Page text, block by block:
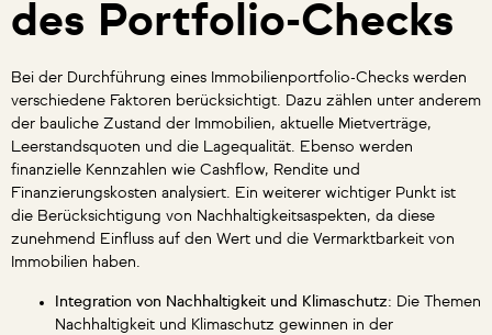
des Portfolio-Checks
Bei der Durchführung eines Immobilienportfolio-Checks werden
verschiedene Faktoren berücksichtigt. Dazu zählen unter anderem
der bauliche Zustand der Immobilien, aktuelle Mietverträge,
Leerstandsquoten und die Lagequalität. Ebenso werden
finanzielle Kennzahlen wie Cashflow, Rendite und
Finanzierungskosten analysiert. Ein weiterer wichtiger Punkt ist
die Berücksichtigung von Nachhaltigkeitsaspekten, da diese
zunehmend Einfluss auf den Wert und die Vermarktbarkeit von
Immobilien haben.
Integration von Nachhaltigkeit und Klimaschutz: Die Themen
Nachhaltigkeit und Klimaschutz gewinnen in der